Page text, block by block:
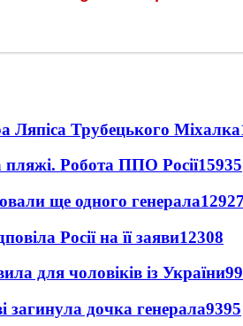
Ляпіса Трубецького Міхалка
Робота ППО Росії15935
ще одного генерала12927
Росії на її заяви12308
для чоловіків із України
загинула дочка генерала9395